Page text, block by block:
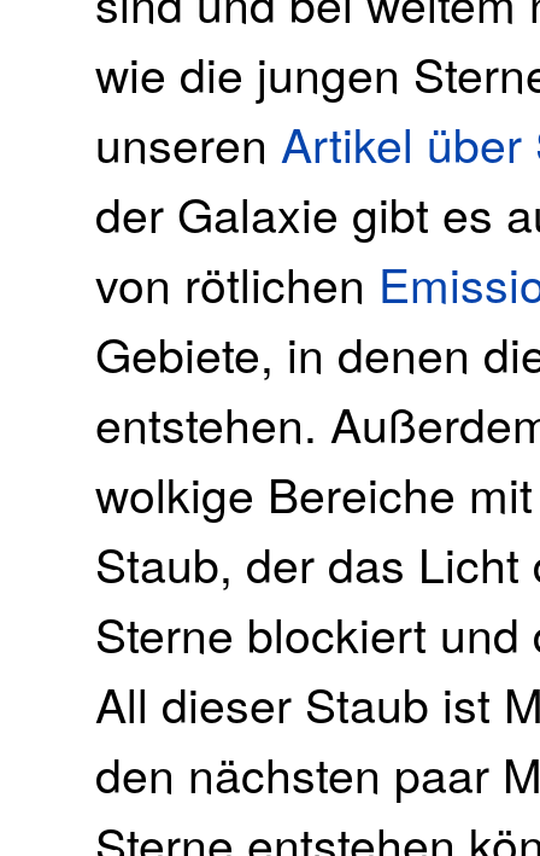
wie die jungen
unseren Artikel über
der Galaxie gibt es
von rötlichen
Gebiete, in denen
entstehen.
wolkige Bereiche
Staub, der das
Sterne blockiert
All dieser Staub ist
den nächsten paar
Sterne entstehen